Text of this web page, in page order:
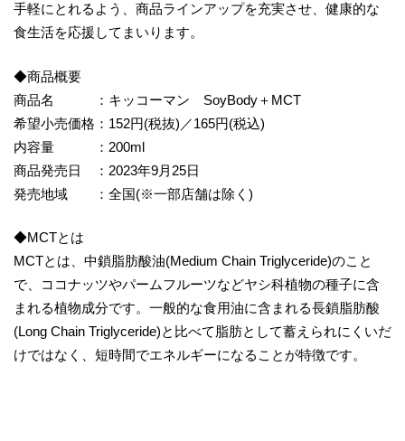
手軽にとれるよう、商品ラインアップを充実させ、健康的な
食生活を応援してまいります。
◆商品概要
商品名 ：キッコーマン SoyBody＋MCT
希望小売価格：152円(税抜)／165円(税込)
内容量 ：200ml
商品発売日 ：2023年9月25日
発売地域 ：全国(※一部店舗は除く)
◆MCTとは
MCTとは、中鎖脂肪酸油(Medium Chain Triglyceride)のこと
で、ココナッツやパームフルーツなどヤシ科植物の種子に含
まれる植物成分です。一般的な食用油に含まれる長鎖脂肪酸
(Long Chain Triglyceride)と比べて脂肪として蓄えられにくいだ
けではなく、短時間でエネルギーになることが特徴です。